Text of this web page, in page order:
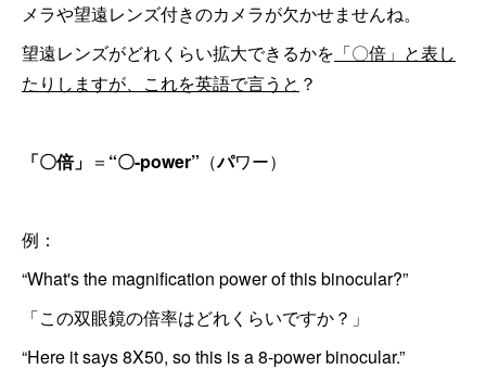
メラや望遠レンズ付きのカメラが欠かせませんね。
望遠レンズがどれくらい拡大できるかを 「〇倍」と表し
たりしますが、これを英語で言うと ？
「〇倍」 ＝ “〇-power” （パワー）
例：
“What's the magnification power of this binocular?”
「この双眼鏡の倍率はどれくらいですか？」
“Here it says 8X50, so this is a 8-power binocular.”